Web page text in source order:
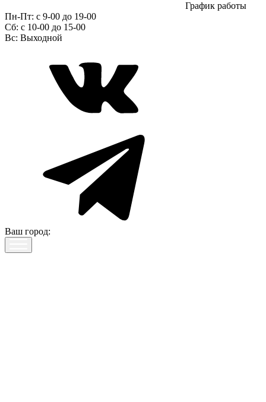
График работы
Пн-Пт: с 9-00 до 19-00
Сб: c 10-00 до 15-00
Вс: Выходной
Ваш город: